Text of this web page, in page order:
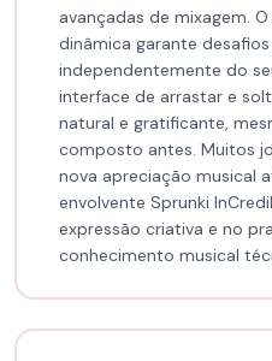
avançadas de mixagem.
dinâmica garante
independentemente do
interface de arrastar e
natural e gratificante,
composto antes. Muitos
nova apreciação musical
envolvente Sprunki
expressão criativa e no
conhecimento musical